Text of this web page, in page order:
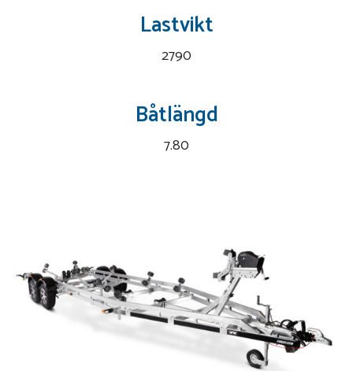
Lastvikt
2790
Båtlängd
7.80